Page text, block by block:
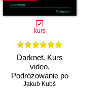
kurs
Darknet. Kurs
video.
Podróżowanie po
ciemnej stronie
Jakub Kubś